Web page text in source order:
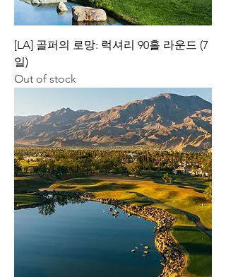
[LA] 골퍼의 로망: 럭셔리 90홀 라운드 (7
일)
Out of stock